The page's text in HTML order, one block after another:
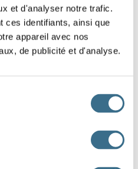
et d'analyser notre trafic.
ces identifiants, ainsi que
appareil avec nos
de publicité et d'analyse.
10.
Présent